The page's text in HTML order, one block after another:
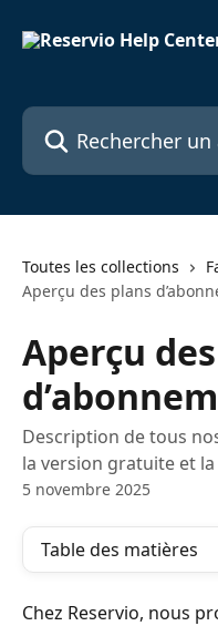
Rechercher un article...
Toutes les collections
Aperçu des plans
Aperçu
Description de tous
la version gratuite et
5 novembre 2025
Table des matières
Chez Reservio, nous